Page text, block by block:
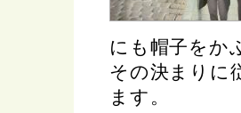
にも帽子をか
その決まりに
ます。